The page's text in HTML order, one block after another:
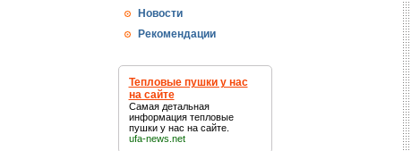
Новости
Рекомендации
Тепловые пушки у нас
на сайте
Самая детальная
информация тепловые
пушки у нас на сайте.
ufa-news.net